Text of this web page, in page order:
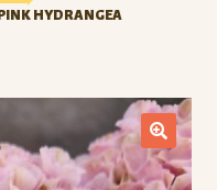
HYDRANGEA